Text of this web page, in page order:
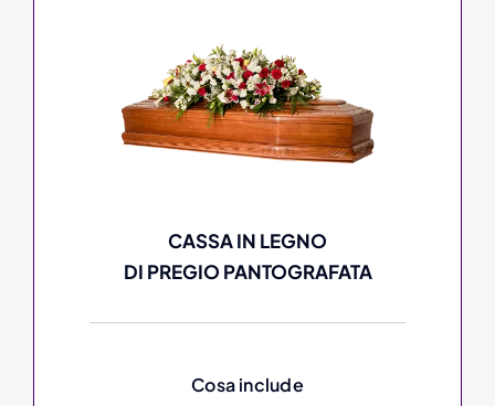
CASSA IN LEGNO
DI PREGIO PANTOGRAFATA
Cosa include